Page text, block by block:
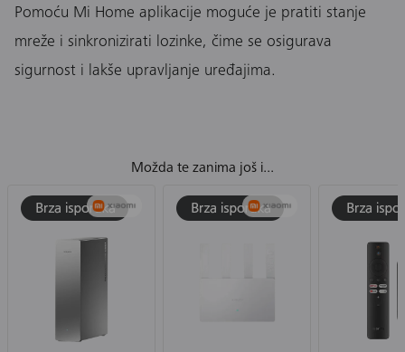
Pomoću Mi Home aplikacije moguće je pratiti stanje
mreže i sinkronizirati lozinke, čime se osigurava
sigurnost i lakše upravljanje uređajima.
Možda te zanima još i...